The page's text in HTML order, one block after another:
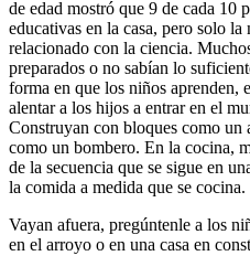
de edad mostró que 9 de cada 10
educativas en la casa, pero solo
relacionado con la ciencia.
preparados o no sabían lo
forma en que los niños aprenden,
alentar a los hijos a entrar en el
Construyan con bloques como un
como un bombero. En la cocina,
de la secuencia que se sigue en
la comida a medida que se cocina.
Vayan afuera, pregúntenle a los
en el arroyo o en una casa en